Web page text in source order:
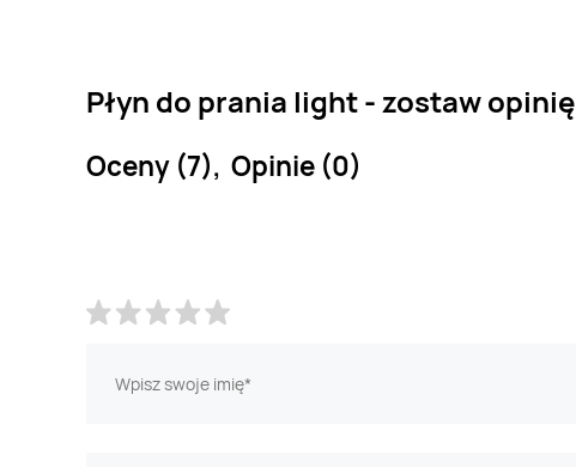
Płyn do prania light - zostaw opinię
Oceny (7), Opinie (0)